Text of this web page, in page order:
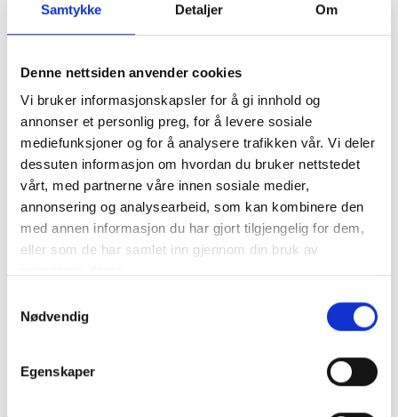
Samtykke Detaljer Om
Denne nettsiden anvender cookies
Vi bruker informasjonskapsler for å gi innhold og
annonser et personlig preg, for å levere sosiale
mediefunksjoner og for å analysere trafikken vår. Vi deler
dessuten informasjon om hvordan du bruker nettstedet
vårt, med partnerne våre innen sosiale medier,
annonsering og analysearbeid, som kan kombinere den
med annen informasjon du har gjort tilgjengelig for dem,
eller som de har samlet inn gjennom din bruk av
Nødvendig
Egenskaper
Lagerførte varianter
19x68mm utforing med 17mm fjør
Amerikansk kvit eik
226,00 kr /løpemeter
4030-EIK-LAKK
19x68mm utforing med 17mm fjør
Amerikansk kvit eik
Transparent lakk, halvblank finish
243,00 kr /løpemeter
19x68mm utforing med 17mm fjør
88,00 kr /løpemeter